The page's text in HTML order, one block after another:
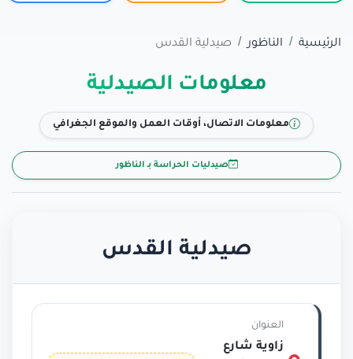
الرئيسية الناظور صيدلية القدس
معلومات الصيدلية
معلومات الاتصال، أوقات العمل والموقع الجغرافي
صيدليات الحراسة بـ الناظور
صيدلية القدس
العنوان
زاوية شارع